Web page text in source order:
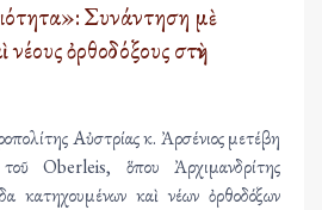
Συνάντηση μὲ
ὀρθοδόξους στὴν
Αὐστρίας κ. Ἀρσένιος μετέβη
Oberleis, ὅπου Ἀρχιμανδρίτης
κατηχουμένων καὶ νέων ὀρθοδόξων